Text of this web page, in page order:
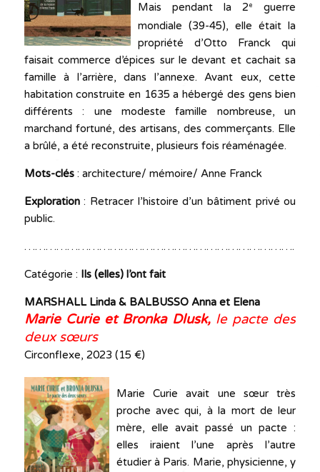
Mais pendant la 2e
guerre
mondiale (39-45), elle était la
propriété d’Otto Franck qui
faisait commerce d’épices sur le devant et cachait sa
famille à l’arrière, dans l’annexe. Avant eux, cette
habitation construite en 1635 a hébergé des gens bien
différents : une modeste famille nombreuse, un
marchand fortuné, des artisans, des commerçants. Elle
a brûlé, a été reconstruite, plusieurs fois réaménagée.
Mots-clés: architecture/ mémoire/ Anne Franck
Exploration: Retracer l’histoire d’un bâtiment privé ou
public.
Catégorie : Ils (elles) l’ont fait
MARSHALL Linda & BALBUSSO Anna et Elena
Marie Curie et Bronka Dlusk, le pacte des
deux sœurs
Circonflexe, 2023 (15 €)
Marie Curie avait une sœur très
proche avec qui, à la mort de leur
mère, elle avait passé un pacte :
elles iraient l’une après l’autre
étudier à Paris. Marie, physicienne, y